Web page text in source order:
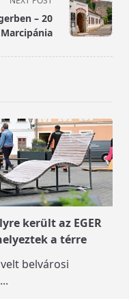
– 20
került az EGER
a térre
belvárosi
...